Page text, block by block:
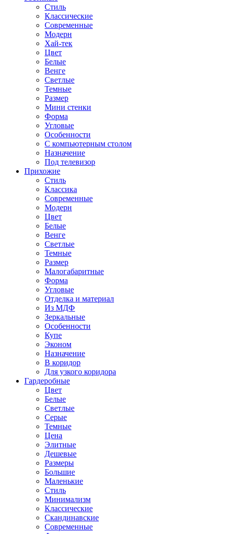
Стиль
Классические
Современные
Модерн
Хай-тек
Цвет
Белые
Венге
Светлые
Темные
Размер
Мини стенки
Форма
Угловые
Особенности
С компьютерным столом
Назначение
Под телевизор
Прихожие
Стиль
Классика
Современные
Модерн
Цвет
Белые
Венге
Светлые
Темные
Размер
Малогабаритные
Форма
Угловые
Отделка и материал
Из МДФ
Зеркальные
Особенности
Купе
Эконом
Назначение
В коридор
Для узкого коридора
Гардеробные
Цвет
Белые
Светлые
Серые
Темные
Цена
Элитные
Дешевые
Размеры
Большие
Маленькие
Стиль
Минимализм
Классические
Скандинавские
Современные